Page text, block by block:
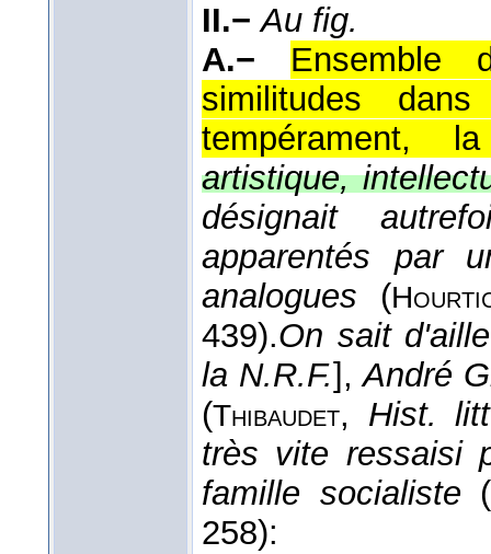
II.− Au fig.
A.−
Ensemble
similitudes
tempérament,
artistique,
désignait
apparentés par
analogues (
439).On sait
la N.R.F.],André
(Thibaudet, Hist.
très vite ressaisi
famille socialiste (
258):